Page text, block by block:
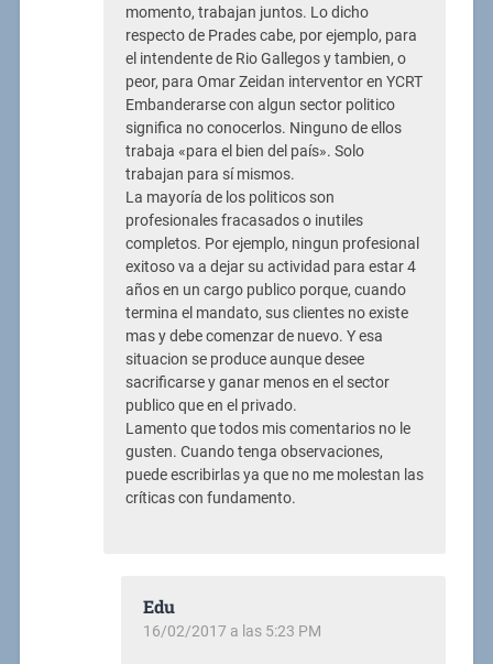
momento, trabajan juntos. Lo dicho
respecto de Prades cabe, por ejemplo, para
el intendente de Rio Gallegos y tambien, o
peor, para Omar Zeidan interventor en YCRT
Embanderarse con algun sector politico
significa no conocerlos. Ninguno de ellos
trabaja «para el bien del país». Solo
trabajan para sí mismos.
La mayoría de los politicos son
profesionales fracasados o inutiles
completos. Por ejemplo, ningun profesional
exitoso va a dejar su actividad para estar 4
años en un cargo publico porque, cuando
termina el mandato, sus clientes no existe
mas y debe comenzar de nuevo. Y esa
situacion se produce aunque desee
sacrificarse y ganar menos en el sector
publico que en el privado.
Lamento que todos mis comentarios no le
gusten. Cuando tenga observaciones,
puede escribirlas ya que no me molestan las
críticas con fundamento.
Edu
16/02/2017 a las 5:23 PM